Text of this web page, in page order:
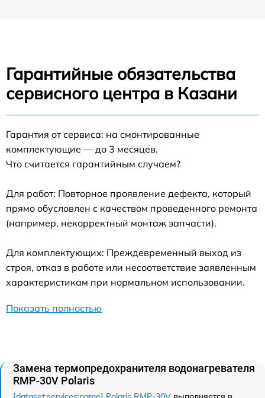
Гарантийные обязательства
сервисного центра в Казани
Гарантия от сервиса: на смонтированные
комплектующие — до 3 месяцев.
Что считается гарантийным случаем?
Для работ: Повторное проявление дефекта, который
прямо обусловлен с качеством проведенного ремонта
(например, некорректный монтаж запчасти).
Для комплектующих: Преждевременный выход из
строя, отказ в работе или несоответствие заявленным
характеристикам при нормальном использовании.
Показать полностью
Замена термопредохранителя водонагревателя
RMP-30V Polaris